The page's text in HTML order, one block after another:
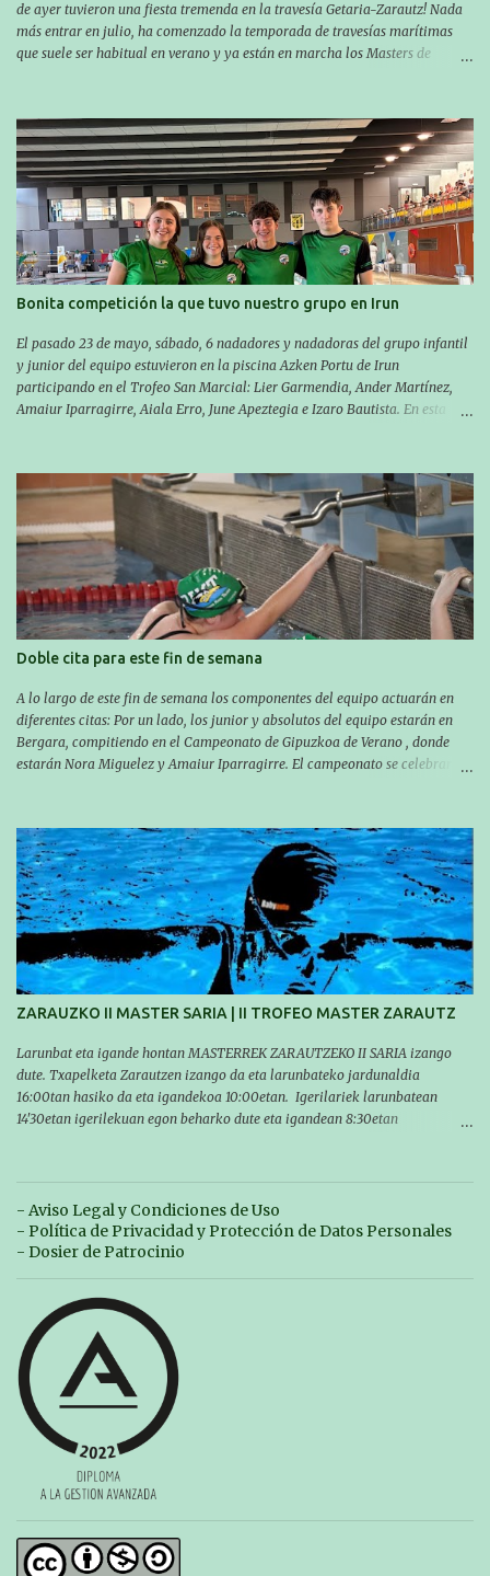
de ayer tuvieron una fiesta tremenda en la travesía Getaria-Zarautz! Nada
más entrar en julio, ha comenzado la temporada de travesías marítimas
que suele ser habitual en verano y ya están en marcha los Masters de
próxima cita. Para empezar, el 13 de julio, Manu Santos participó en la
XXXVIII. Travesía a nado de Ondarroa y recorrió una distancia de 1600
metros en 28 minutos y 30 segundos. Al día siguiente, Manu Santos y su
compañero Asier Gorostegi participaron en la V. San Antón Bira. En esta
travesía se realiza un recorrido desde la playa de Gaztetape hasta la playa
de Malkorbe, pero debido al estado del mar de aquel día, la organización
decidió hacerlo en el interior de la bahía de la playa de Malkorbe. Así,
Asier completó el recorrido en 29 minutos y 30 segundos, c...
Bonita competición la que tuvo nuestro grupo en Irun
El pasado 23 de mayo, sábado, 6 nadadores y nadadoras del grupo infantil
y junior del equipo estuvieron en la piscina Azken Portu de Irun
participando en el Trofeo San Marcial: Lier Garmendia, Ander Martínez,
Amaiur Iparragirre, Aiala Erro, June Apeztegia e Izaro Bautista. En esta
marcas. A pesar de no conseguir marca, pasaron una tarde muy buena y
sirvió para reforzar su experiencia. La mayoría ya ha terminado la
temporada, pero seguiremos trabajando con quienes están en la recta final,
trabajando para que cada uno consiga sus objetivos personales. BRNPWR!
Doble cita para este fin de semana
A lo largo de este fin de semana los componentes del equipo actuarán en
diferentes citas: Por un lado, los junior y absolutos del equipo estarán en
Bergara, compitiendo en el Campeonato de Gipuzkoa de Verano , donde
estarán Nora Miguelez y Amaiur Iparragirre. El campeonato se celebrará
sábado por la tarde a las 16:30. Por otro lado, otro grupo pequeño actuará
en el polideportivo Antzizar de Beasain en el XXIIIº memorial Leire
Contreras , en una mañana popular festiva organizada por el club Igartza.
Las pruebas empezarán a las 10:30, a las 11:30 habrá pruebas populares
australianas y después habrá un almuerzo para todos y todas las
participantes. Toda la información sobre convocatorias y competiciones la
encontraréis en nuestra web, en el siguiente enlace:
https://www.es.buruntzaldeaikt.eus/competici%C3%B3n/egutegia#h.9xisch
p06awl ¡Mucha suert...
ZARAUZKO II MASTER SARIA | II TROFEO MASTER ZARAUTZ
Larunbat eta igande hontan MASTERREK ZARAUTZEKO II SARIA izango
dute. Txapelketa Zarautzen izango da eta larunbateko jardunaldia
16:00tan hasiko da eta igandekoa 10:00etan. Igerilariek larunbatean
14'30etan igerilekuan egon beharko dute eta igandean 8:30etan
domingo los MASTERS tendrán el II TROFEO MASTER DE ZARAUTZ. La
competición se celebrará en Zarautz a las 16:00 la jornada del sabado y a
las 10:00 la del domingo. Los/las nadadores/as tendrán que estar en la
piscina a las 14:30 el sabado y a las 8:30 el domingo (polideportivo
- Aviso Legal y Condiciones de Uso
- Política de Privacidad y Protección de Datos Personales
- Dosier de Patrocinio